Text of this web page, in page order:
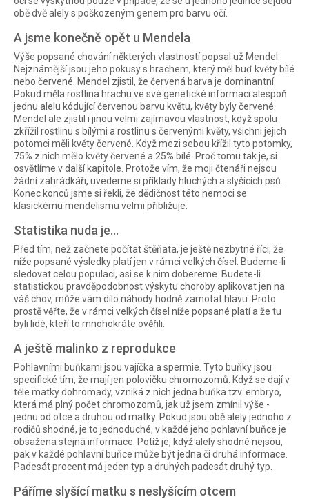
obě dvě alely s poškozeným genem pro barvu očí.
A jsme konečně opět u Mendela
Výše popsané chování některých vlastností popsal už Mendel.
Nejznámější jsou jeho pokusy s hrachem, který měl buď květy bílé
nebo červené. Mendel zjistil, že červená barva je dominantní.
Pokud měla rostlina hrachu ve své genetické informaci alespoň
jednu alelu kódující červenou barvu květu, květy byly červené.
Mendel ale zjistil i jinou velmi zajímavou vlastnost, když spolu
zkřížil rostlinu s bílými a rostlinu s červenými květy, všichni jejich
potomci měli květy červené. Když mezi sebou křížil tyto potomky,
75% z nich mělo květy červené a 25% bílé. Proč tomu tak je, si
osvětlíme v další kapitole. Protože vím, že moji čtenáři nejsou
žádní zahrádkáři, uvedeme si příklady hluchých a slyšících psů.
Konec konců jsme si řekli, že dědičnost této nemoci se
klasickému mendelismu velmi přibližuje.
Statistika nuda je…
Před tím, než začnete počítat štěňata, je ještě nezbytné říci, že
níže popsané výsledky platí jen v rámci velkých čísel. Budeme-li
sledovat celou populaci, asi se k nim dobereme. Budete-li
statistickou pravděpodobnost výskytu choroby aplikovat jen na
váš chov, může vám dílo náhody hodně zamotat hlavu. Proto
prostě věřte, že v rámci velkých čísel níže popsané platí a že tu
byli lidé, kteří to mnohokráte ověřili.
A ještě malinko z reprodukce
Pohlavními buňkami jsou vajíčka a spermie. Tyto buňky jsou
specifické tím, že mají jen polovičku chromozomů. Když se dají v
těle matky dohromady, vzniká z nich jedna buňka tzv. embryo,
která má plný počet chromozomů, jak už jsem zmínil výše -
jednu od otce a druhou od matky. Pokud jsou obě alely jednoho z
rodičů shodné, je to jednoduché, v každé jeho pohlavní buňce je
obsažena stejná informace. Potíž je, když alely shodné nejsou,
pak v každé pohlavní buňce může být jedna či druhá informace.
Padesát procent má jeden typ a druhých padesát druhý typ.
Páříme slyšící matku s neslyšícím otcem